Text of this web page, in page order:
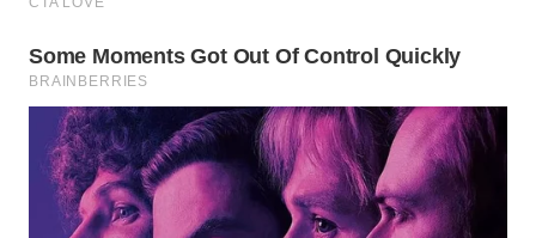
SERDANG
WN
TEBING
TINGGI
WN